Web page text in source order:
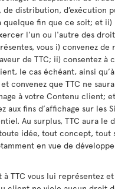
distribution, d’exécution
fin que ce soit; et ii)
l'un ou l'autre des
vous i) convenez
de TTC; ii) consentez à
le cas échéant, ainsi
convenez que TTC ne
à votre Contenu client;
fins d’affichage sur les
Au surplus, TTC aura le
idée, tout concept,
en vue de
TTC vous lui représentez